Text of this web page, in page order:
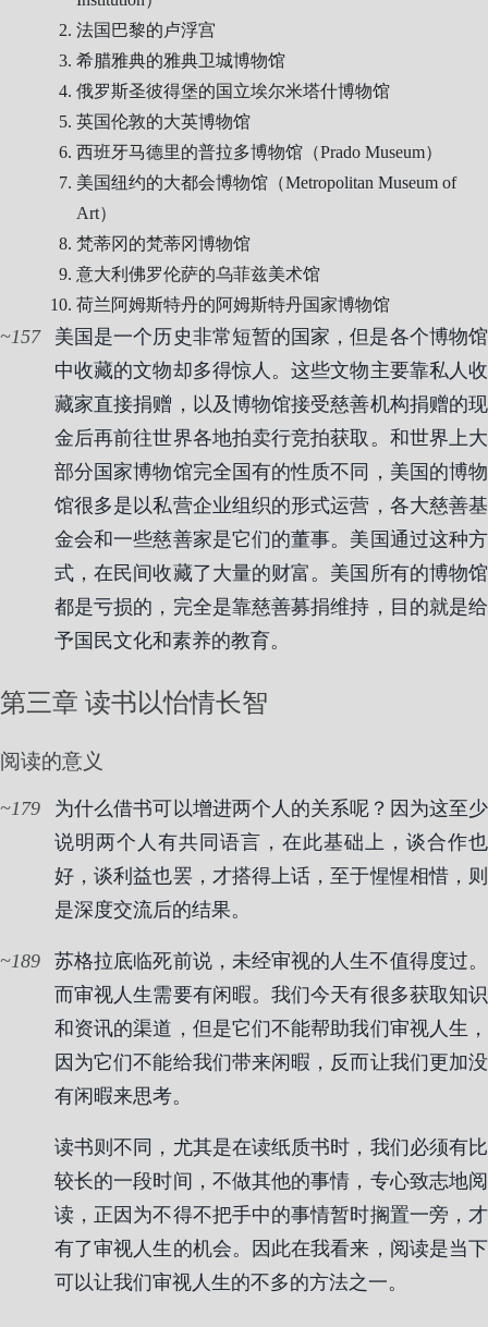
法国巴黎的卢浮宫
希腊雅典的雅典卫城博物馆
俄罗斯圣彼得堡的国立埃尔米塔什博物馆
英国伦敦的大英博物馆
西班牙马德里的普拉多博物馆（Prado Museum）
美国纽约的大都会博物馆（Metropolitan Museum of
Art）
梵蒂冈的梵蒂冈博物馆
意大利佛罗伦萨的乌菲兹美术馆
荷兰阿姆斯特丹的阿姆斯特丹国家博物馆
157
美国是一个历史非常短暂的国家，但是各个博物馆
中收藏的文物却多得惊人。这些文物主要靠私人收
藏家直接捐赠，以及博物馆接受慈善机构捐赠的现
金后再前往世界各地拍卖行竞拍获取。和世界上大
部分国家博物馆完全国有的性质不同，美国的博物
馆很多是以私营企业组织的形式运营，各大慈善基
金会和一些慈善家是它们的董事。美国通过这种方
式，在民间收藏了大量的财富。美国所有的博物馆
都是亏损的，完全是靠慈善募捐维持，目的就是给
予国民文化和素养的教育。
第三章 读书以怡情长智
阅读的意义
179
为什么借书可以增进两个人的关系呢？因为这至少
说明两个人有共同语言，在此基础上，谈合作也
好，谈利益也罢，才搭得上话，至于惺惺相惜，则
是深度交流后的结果。
189
苏格拉底临死前说，未经审视的人生不值得度过。
而审视人生需要有闲暇。我们今天有很多获取知识
和资讯的渠道，但是它们不能帮助我们审视人生，
因为它们不能给我们带来闲暇，反而让我们更加没
有闲暇来思考。
读书则不同，尤其是在读纸质书时，我们必须有比
较长的一段时间，不做其他的事情，专心致志地阅
读，正因为不得不把手中的事情暂时搁置一旁，才
有了审视人生的机会。因此在我看来，阅读是当下
可以让我们审视人生的不多的方法之一。